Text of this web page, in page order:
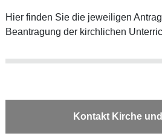
Hier finden Sie die jeweiligen
Beantragung der kirchlichen
Kontakt Kirche